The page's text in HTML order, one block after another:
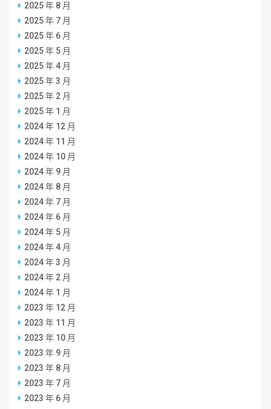
2025 年 8 月
2025 年 7 月
2025 年 6 月
2025 年 5 月
2025 年 4 月
2025 年 3 月
2025 年 2 月
2025 年 1 月
2024 年 12 月
2024 年 11 月
2024 年 10 月
2024 年 9 月
2024 年 8 月
2024 年 7 月
2024 年 6 月
2024 年 5 月
2024 年 4 月
2024 年 3 月
2024 年 2 月
2024 年 1 月
2023 年 12 月
2023 年 11 月
2023 年 10 月
2023 年 9 月
2023 年 8 月
2023 年 7 月
2023 年 6 月